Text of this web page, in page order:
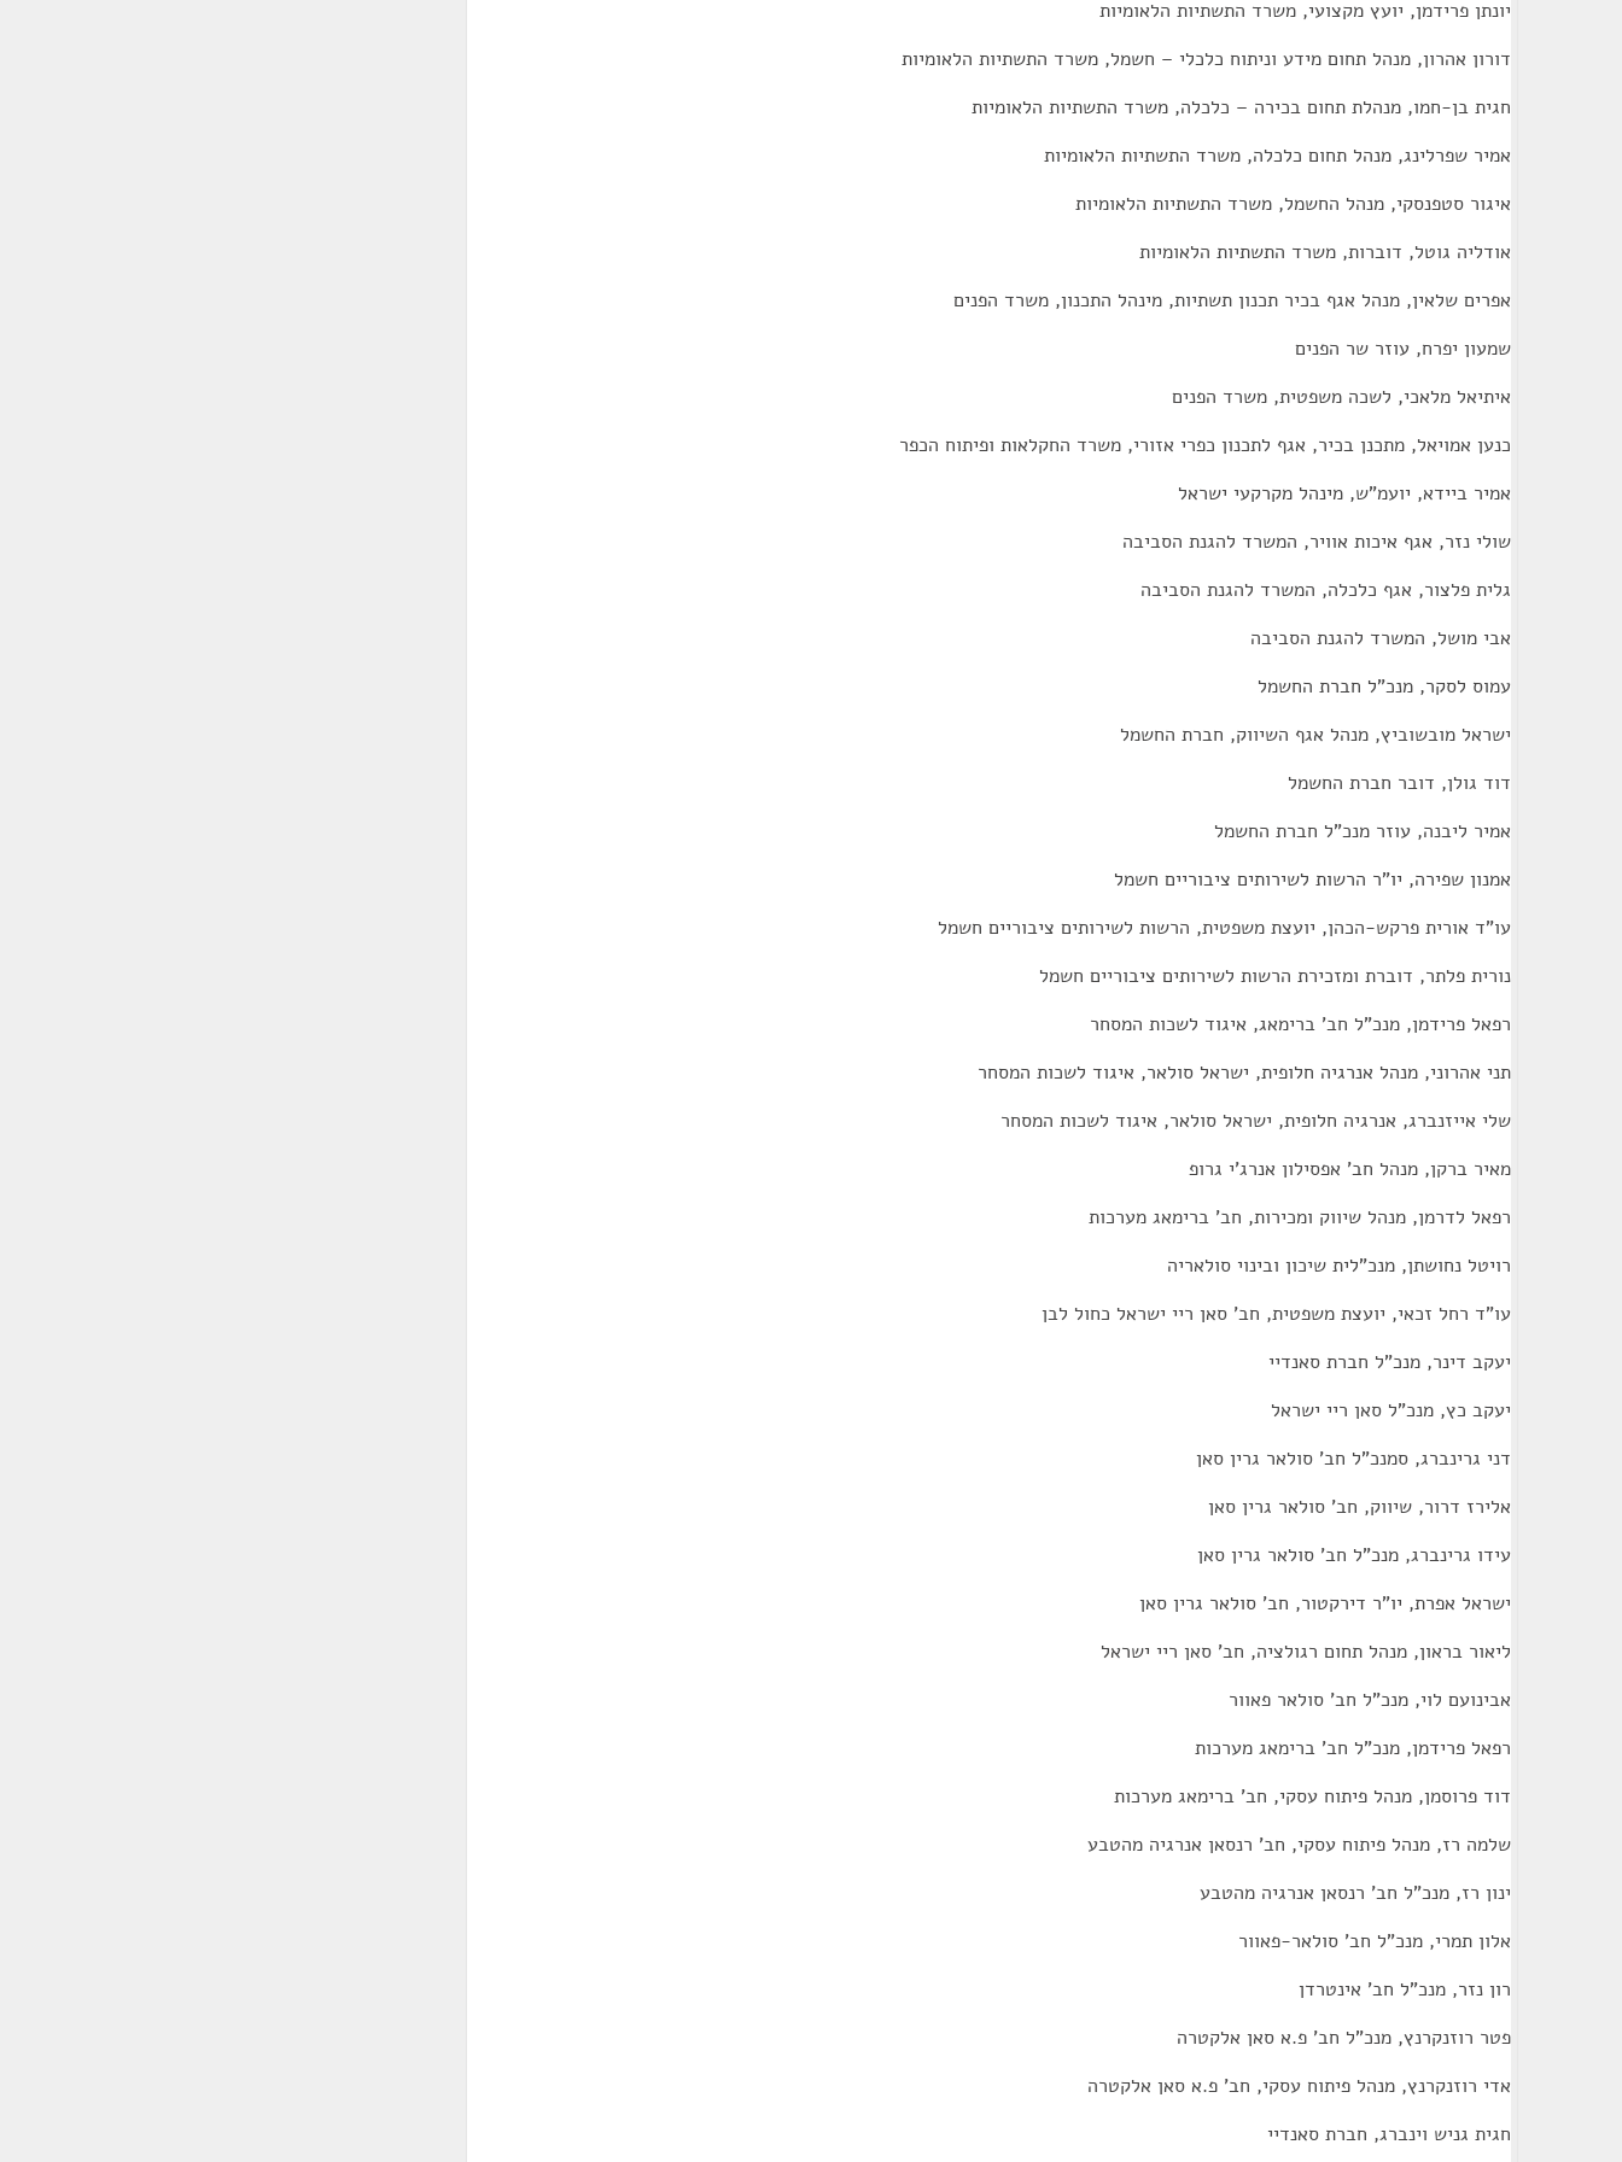
יונתן פרידמן, יועץ מקצועי, משרד התשתיות הלאומיות
דורון אהרון, מנהל תחום מידע וניתוח כלכלי – חשמל, משרד התשתיות הלאומיות
חגית בן-חמו, מנהלת תחום בכירה – כלכלה, משרד התשתיות הלאומיות
אמיר שפרלינג, מנהל תחום כלכלה, משרד התשתיות הלאומיות
איגור סטפנסקי, מנהל החשמל, משרד התשתיות הלאומיות
אודליה גוטל, דוברות, משרד התשתיות הלאומיות
אפרים שלאין, מנהל אגף בכיר תכנון תשתיות, מינהל התכנון, משרד הפנים
שמעון יפרח, עוזר שר הפנים
איתיאל מלאכי, לשכה משפטית, משרד הפנים
כנען אמויאל, מתכנן בכיר, אגף לתכנון כפרי אזורי, משרד החקלאות ופיתוח הכפר
אמיר ביידא, יועמ"ש, מינהל מקרקעי ישראל
שולי נזר, אגף איכות אוויר, המשרד להגנת הסביבה
גלית פלצור, אגף כלכלה, המשרד להגנת הסביבה
אבי מושל, המשרד להגנת הסביבה
עמוס לסקר, מנכ"ל חברת החשמל
ישראל מובשוביץ, מנהל אגף השיווק, חברת החשמל
דוד גולן, דובר חברת החשמל
אמיר ליבנה, עוזר מנכ"ל חברת החשמל
אמנון שפירה, יו"ר הרשות לשירותים ציבוריים חשמל
עו"ד אורית פרקש-הכהן, יועצת משפטית, הרשות לשירותים ציבוריים חשמל
נורית פלתר, דוברת ומזכירת הרשות לשירותים ציבוריים חשמל
רפאל פרידמן, מנכ"ל חב' ברימאג, איגוד לשכות המסחר
תני אהרוני, מנהל אנרגיה חלופית, ישראל סולאר, איגוד לשכות המסחר
שלי אייזנברג, אנרגיה חלופית, ישראל סולאר, איגוד לשכות המסחר
מאיר ברקן, מנהל חב' אפסילון אנרג'י גרופ
רפאל לדרמן, מנהל שיווק ומכירות, חב' ברימאג מערכות
רויטל נחושתן, מנכ"לית שיכון ובינוי סולאריה
עו"ד רחל זכאי, יועצת משפטית, חב' סאן ריי ישראל כחול לבן
יעקב דינר, מנכ"ל חברת סאנדיי
יעקב כץ, מנכ"ל סאן ריי ישראל
דני גרינברג, סמנכ"ל חב' סולאר גרין סאן
אלירז דרור, שיווק, חב' סולאר גרין סאן
עידו גרינברג, מנכ"ל חב' סולאר גרין סאן
ישראל אפרת, יו"ר דירקטור, חב' סולאר גרין סאן
ליאור בראון, מנהל תחום רגולציה, חב' סאן ריי ישראל
אבינועם לוי, מנכ"ל חב' סולאר פאוור
רפאל פרידמן, מנכ"ל חב' ברימאג מערכות
דוד פרוסמן, מנהל פיתוח עסקי, חב' ברימאג מערכות
שלמה רז, מנהל פיתוח עסקי, חב' רנסאן אנרגיה מהטבע
ינון רז, מנכ"ל חב' רנסאן אנרגיה מהטבע
אלון תמרי, מנכ"ל חב' סולאר-פאוור
רון נזר, מנכ"ל חב' אינטרדן
פטר רוזנקרנץ, מנכ"ל חב' פ.א סאן אלקטרה
אדי רוזנקרנץ, מנהל פיתוח עסקי, חב' פ.א סאן אלקטרה
חגית גניש וינברג, חברת סאנדיי